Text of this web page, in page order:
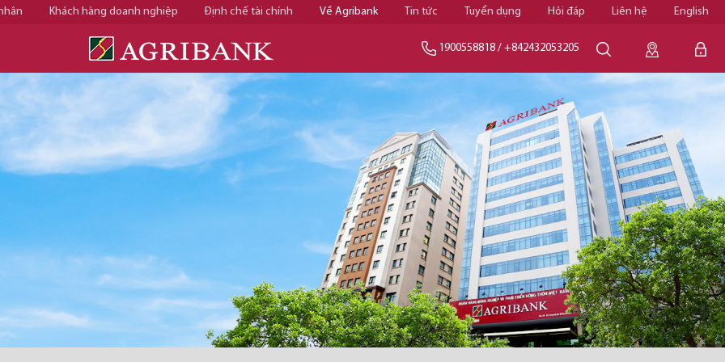
Khách hàng doanh nghiệp Định chế tài chính Về Agribank Tin tức Tuyển dụng Hỏi đáp Liên hệ English
1900558818 / +842432053205